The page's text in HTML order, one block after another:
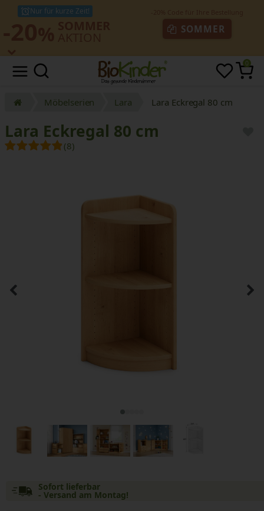
Nur für kurze Zeit!
SOMMER
0
Möbelserien Lara Lara Eckregal 80 cm
Lara Eckregal 80 cm
(8)
Sofort lieferbar
- Versand am Montag!